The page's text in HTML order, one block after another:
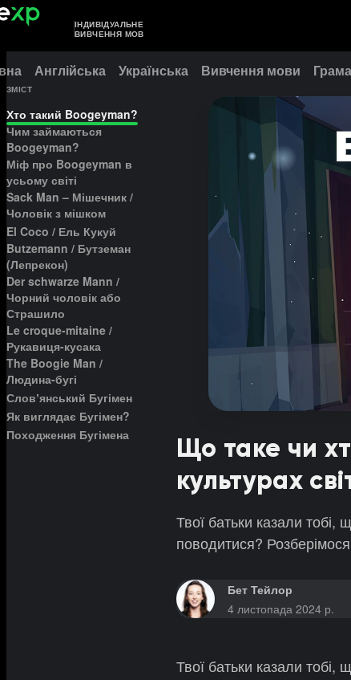
ІНДИВІДУАЛЬНЕ
ВИВЧЕННЯ МОВ
Англійська Українська Вивчення мови
Що таке чи
культурах
Твої батьки казали
поводитися?
Бет Тейлор
4 листопада 2024 р.
ЗМІСТ
Хто такий Boogeyman?
Чим займаються
Boogeyman?
Міф про Boogeyman в
усьому світі
Sack Man – Мішечник /
Чоловік з мішком
El Coco / Ель Кукуй
Butzemann / Бутземан
(Лепрекон)
Der schwarze Mann /
Чорний чоловік або
Страшило
Le croque-mitaine /
Рукавиця-кусака
The Boogie Man /
Людина-бугі
Словʼянський Бугімен
Як виглядає Бугімен?
Походження Бугімена
Твої батьки казали